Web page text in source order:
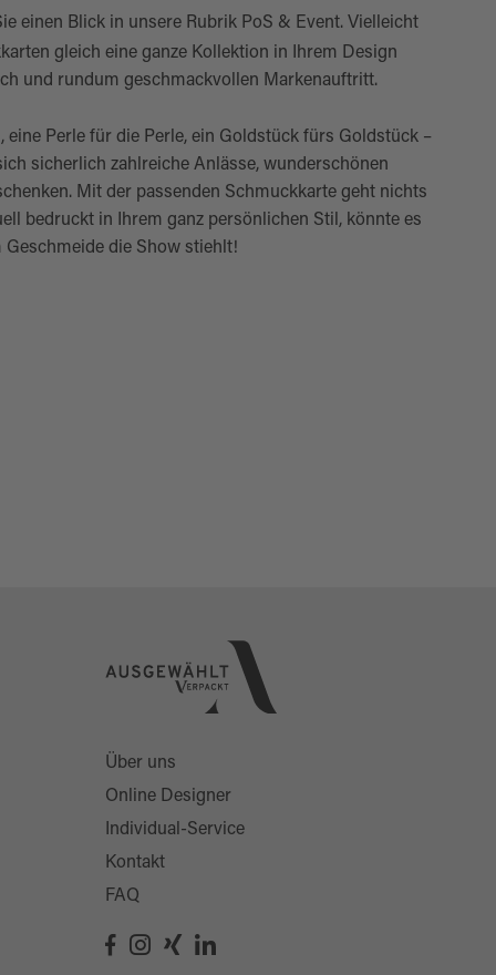
einen Blick in unsere Rubrik PoS & Event. Vielleicht
gleich eine ganze Kollektion in Ihrem Design
und rundum geschmackvollen Markenauftritt.
eine Perle für die Perle, ein Goldstück fürs Goldstück –
sicherlich zahlreiche Anlässe, wunderschönen
Mit der passenden Schmuckkarte geht nichts
bedruckt in Ihrem ganz persönlichen Stil, könnte es
Geschmeide die Show stiehlt!
Über uns
Online Designer
Individual-Service
Kontakt
FAQ